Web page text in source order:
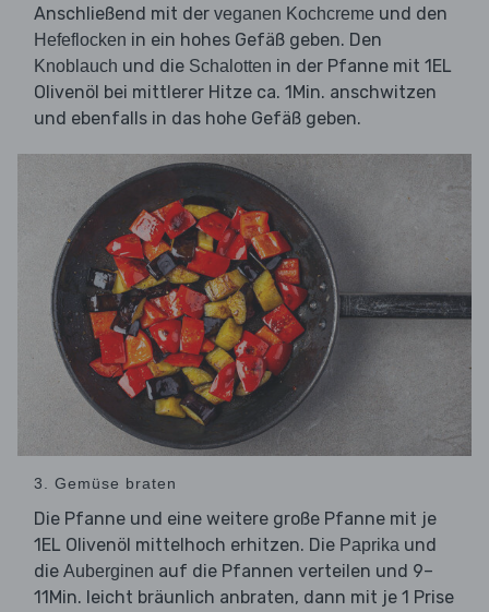
Anschließend mit der veganen Kochcreme und den
Hefeflocken in ein hohes Gefäß geben. Den
Knoblauch und die Schalotten in der Pfanne mit 1EL
Olivenöl bei mittlerer Hitze ca. 1Min. anschwitzen
und ebenfalls in das hohe Gefäß geben.
3. Gemüse braten
Die Pfanne und eine weitere große Pfanne mit je
1EL Olivenöl mittelhoch erhitzen. Die Paprika und
die Auberginen auf die Pfannen verteilen und 9–
11Min. leicht bräunlich anbraten, dann mit je 1 Prise